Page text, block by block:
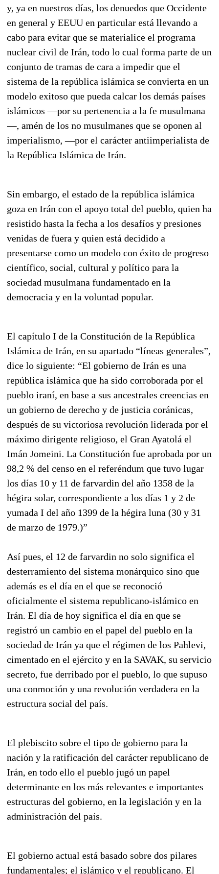
y, ya en nuestros días, los denuedos que Occidente
en general y EEUU en particular está llevando a
cabo para evitar que se materialice el programa
nuclear civil de Irán, todo lo cual forma parte de un
conjunto de tramas de cara a impedir que el
sistema de la república islámica se convierta en un
modelo exitoso que pueda calcar los demás países
islámicos —por su pertenencia a la fe musulmana
—, amén de los no musulmanes que se oponen al
imperialismo, —por el carácter antiimperialista de
la República Islámica de Irán.
Sin embargo, el estado de la república islámica
goza en Irán con el apoyo total del pueblo, quien ha
resistido hasta la fecha a los desafíos y presiones
venidas de fuera y quien está decidido a
presentarse como un modelo con éxito de progreso
científico, social, cultural y político para la
sociedad musulmana fundamentado en la
democracia y en la voluntad popular.
El capítulo I de la Constitución de la República
Islámica de Irán, en su apartado “líneas generales”,
dice lo siguiente: “El gobierno de Irán es una
república islámica que ha sido corroborada por el
pueblo iraní, en base a sus ancestrales creencias en
un gobierno de derecho y de justicia coránicas,
después de su victoriosa revolución liderada por el
máximo dirigente religioso, el Gran Ayatolá el
Imán Jomeini. La Constitución fue aprobada por un
98,2 % del censo en el referéndum que tuvo lugar
los días 10 y 11 de farvardin del año 1358 de la
hégira solar, correspondiente a los días 1 y 2 de
yumada I del año 1399 de la hégira luna (30 y 31
de marzo de 1979.)”
Así pues, el 12 de farvardin no solo significa el
desterramiento del sistema monárquico sino que
además es el día en el que se reconoció
oficialmente el sistema republicano-islámico en
Irán. El día de hoy significa el día en que se
registró un cambio en el papel del pueblo en la
sociedad de Irán ya que el régimen de los Pahlevi,
cimentado en el ejército y en la SAVAK, su servicio
secreto, fue derribado por el pueblo, lo que supuso
una conmoción y una revolución verdadera en la
estructura social del país.
El plebiscito sobre el tipo de gobierno para la
nación y la ratificación del carácter republicano de
Irán, en todo ello el pueblo jugó un papel
determinante en los más relevantes e importantes
estructuras del gobierno, en la legislación y en la
administración del país.
El gobierno actual está basado sobre dos pilares
fundamentales; el islámico y el republicano. El